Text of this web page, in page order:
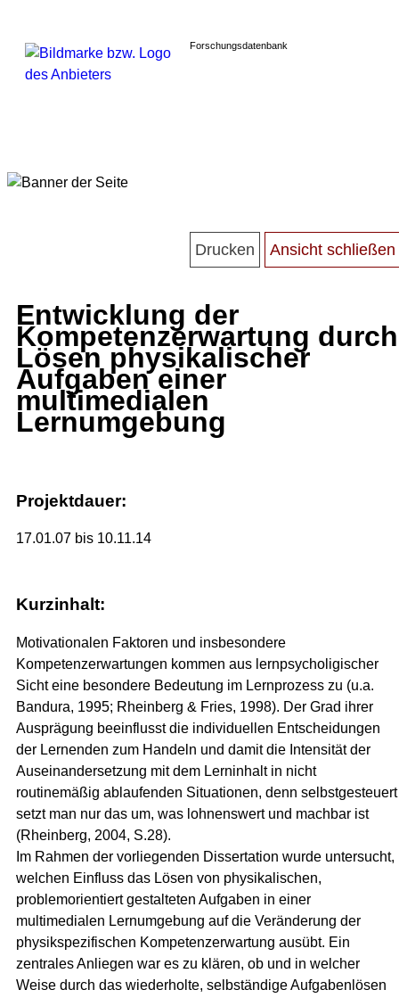
Forschungsdatenbank
Entwicklung der
Kompetenzerwartung durch
Lösen physikalischer
Aufgaben einer
multimedialen
Lernumgebung
Projektdauer:
17.01.07 bis 10.11.14
Kurzinhalt:
Motivationalen Faktoren und insbesondere
Kompetenzerwartungen kommen aus lernpsycholigischer
Sicht eine besondere Bedeutung im Lernprozess zu (u.a.
Bandura, 1995; Rheinberg & Fries, 1998). Der Grad ihrer
Ausprägung beeinflusst die individuellen Entscheidungen
der Lernenden zum Handeln und damit die Intensität der
Auseinandersetzung mit dem Lerninhalt in nicht
routinemäßig ablaufenden Situationen, denn selbstgesteuert
setzt man nur das um, was lohnenswert und machbar ist
(Rheinberg, 2004, S.28).
Im Rahmen der vorliegenden Dissertation wurde untersucht,
welchen Einfluss das Lösen von physikalischen,
problemorientiert gestalteten Aufgaben in einer
multimedialen Lernumgebung auf die Veränderung der
physikspezifischen Kompetenzerwartung ausübt. Ein
zentrales Anliegen war es zu klären, ob und in welcher
Weise durch das wiederholte, selbständige Aufgabenlösen